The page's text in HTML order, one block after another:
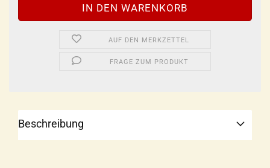
AUF DEN MERKZETTEL
FRAGE ZUM PRODUKT
Beschreibung